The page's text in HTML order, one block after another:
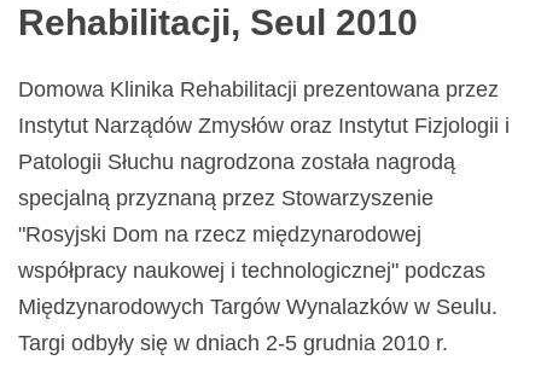
Rehabilitacji, Seul 2010
Domowa Klinika Rehabilitacji prezentowana przez
Instytut Narządów Zmysłów oraz Instytut Fizjologii i
Patologii Słuchu nagrodzona została nagrodą
specjalną przyznaną przez Stowarzyszenie
"Rosyjski Dom na rzecz międzynarodowej
współpracy naukowej i technologicznej" podczas
Międzynarodowych Targów Wynalazków w Seulu.
Targi odbyły się w dniach 2-5 grudnia 2010 r.